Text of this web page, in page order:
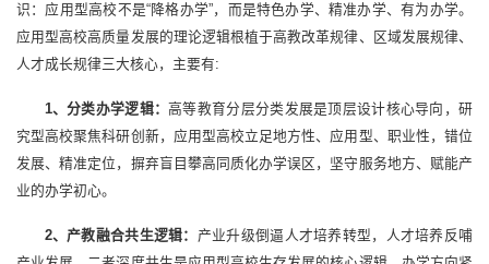
识：应用型高校不是“降格办学”，而是特色办学、精准办学、有为办学。
应用型高校高质量发展的理论逻辑根植于高教改革规律、区域发展规律、
人才成长规律三大核心，主要有:
1、分类办学逻辑：高等教育分层分类发展是顶层设计核心导向，研
究型高校聚焦科研创新，应用型高校立足地方性、应用型、职业性，错位
发展、精准定位，摒弃盲目攀高同质化办学误区，坚守服务地方、赋能产
业的办学初心。
2、产教融合共生逻辑： 产业升级倒逼人才培养转型，人才培养反哺